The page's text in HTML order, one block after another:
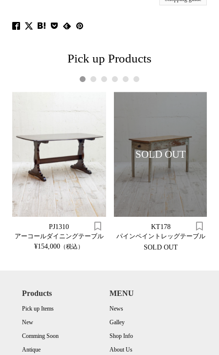
Pick up Products
PJ1310
アーコールダイニングテーブル
¥154,000 （税込）
SOLD OUT
KT178
パインペイントレッグテーブル
SOLD OUT
1 2 3 4 5 6
Products
Pick up Items
New
Comming Soon
Antique
MENU
News
Galley
Shop Info
About Us